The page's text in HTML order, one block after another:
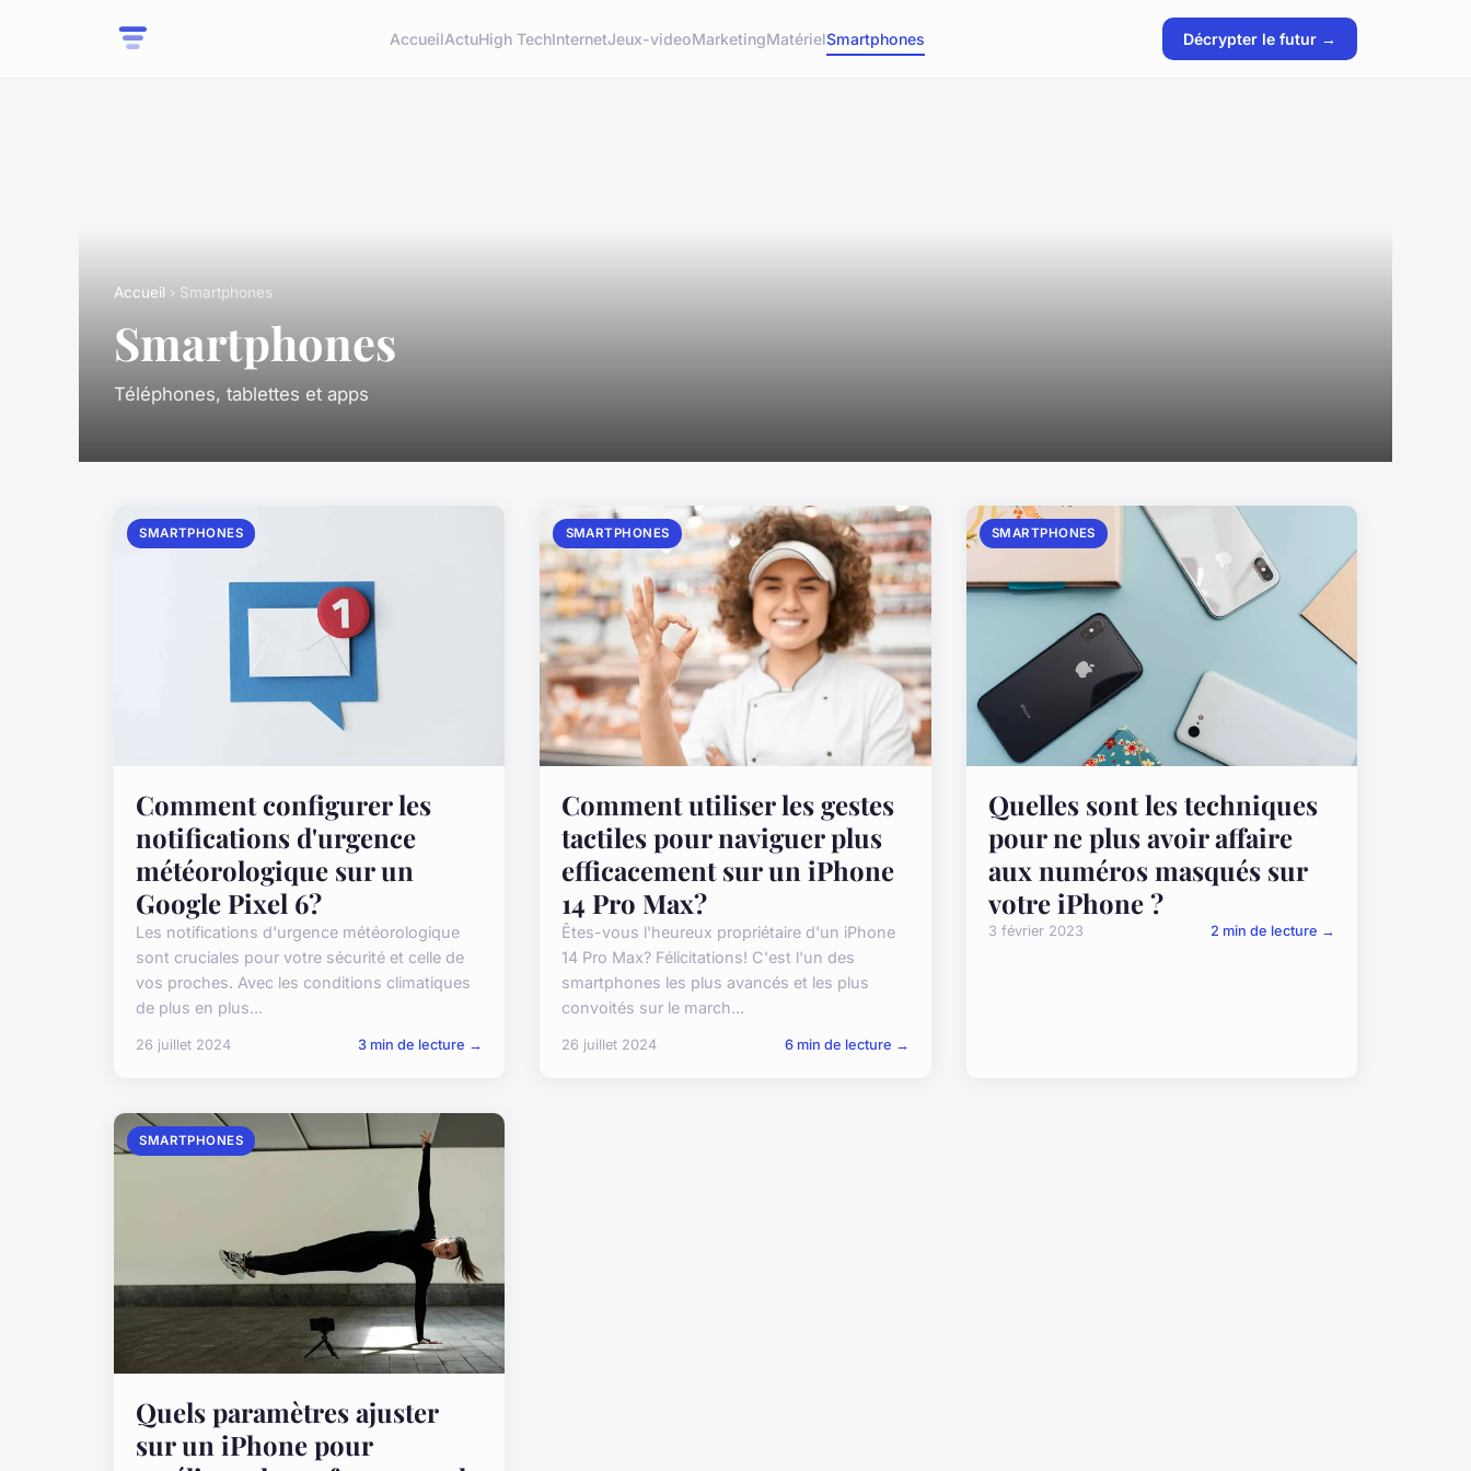
AccueilActuHigh TechInternetJeux-videoMarketingMatérielSmartphones Décrypter le futur →
Accueil › Smartphones
Smartphones
Téléphones, tablettes et apps
SMARTPHONES
Comment configurer les
notifications d'urgence
météorologique sur un
Google Pixel 6?
Les notifications d'urgence météorologique
sont cruciales pour votre sécurité et celle de
vos proches. Avec les conditions climatiques
de plus en plus...
26 juillet 2024 3 min de lecture →
SMARTPHONES
Comment utiliser les gestes
tactiles pour naviguer plus
efficacement sur un iPhone
14 Pro Max?
Êtes-vous l'heureux propriétaire d'un iPhone
14 Pro Max? Félicitations! C'est l'un des
smartphones les plus avancés et les plus
convoités sur le march...
26 juillet 2024 6 min de lecture →
SMARTPHONES
Quelles sont les techniques
pour ne plus avoir affaire
aux numéros masqués sur
votre iPhone ?
3 février 2023 2 min de lecture →
SMARTPHONES
Quels paramètres ajuster
sur un iPhone pour